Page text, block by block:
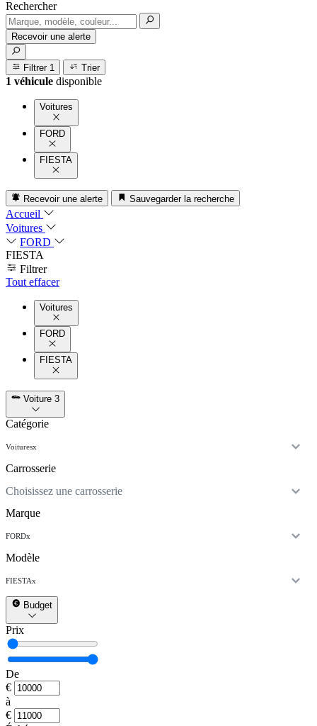
Rechercher
Recevoir une alerte
Filtrer 1 Trier
1 véhicule disponible
Voitures
FORD
FIESTA
Recevoir une alerte Sauvegarder la recherche
Accueil
Voitures
FORD
FIESTA
Filtrer
Tout effacer
Voitures
FORD
FIESTA
Voiture 3
Catégorie
Voituresx
Carrosserie
Choisissez une carrosserie
Marque
FORDx
Modèle
FIESTAx
Budget
Prix
De
€
à
€